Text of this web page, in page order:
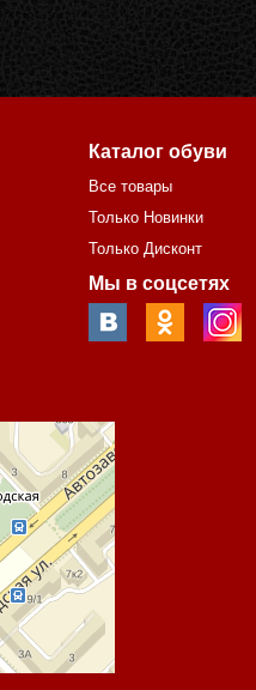
Каталог обуви
Все товары
Только Новинки
Только Дисконт
Мы в соцсетях